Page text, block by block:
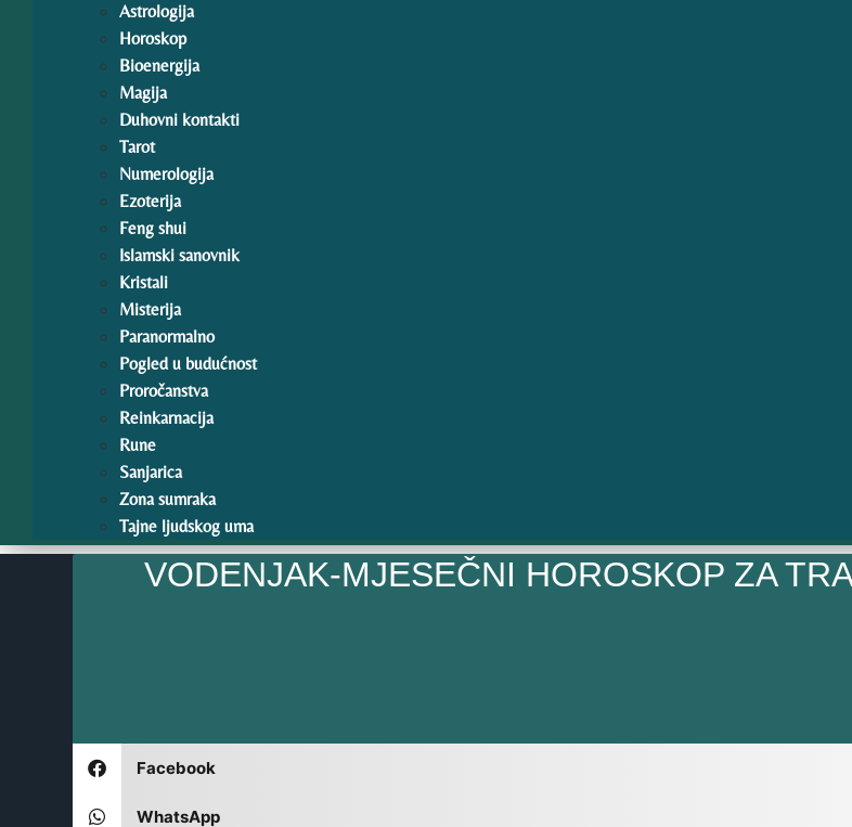
Astrologija
Horoskop
Bioenergija
Magija
Duhovni kontakti
Tarot
Numerologija
Ezoterija
Feng shui
Islamski sanovnik
Kristali
Misterija
Paranormalno
Pogled u budućnost
Proročanstva
Reinkarnacija
Rune
Sanjarica
Zona sumraka
Tajne ljudskog uma
VODENJAK-MJESEČNI HOROSKOP ZA
Facebook
WhatsApp